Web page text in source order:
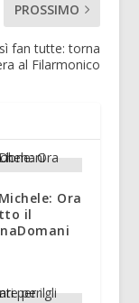
PROSSIMO
fan tutte: torna
al Filarmonico
Ora
il